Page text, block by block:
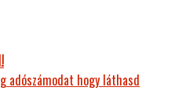
adószámodat hogy láthasd